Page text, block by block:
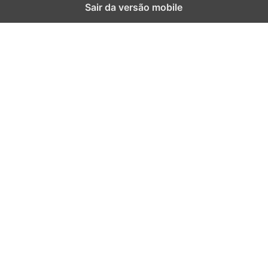
Sair da versão mobile